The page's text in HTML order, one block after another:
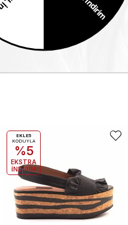
EKLE5
KODUYLA
%5
EKSTRA
İNDİRİM